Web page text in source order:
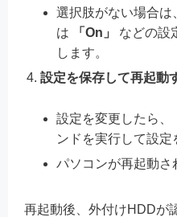
選択肢がない場合は
は
「On」
などの設
します。
設定を保存して再起動
設定を変更したら、
ンドを実行して設定
パソコンが再起動さ
再起動後、外付けHDDが